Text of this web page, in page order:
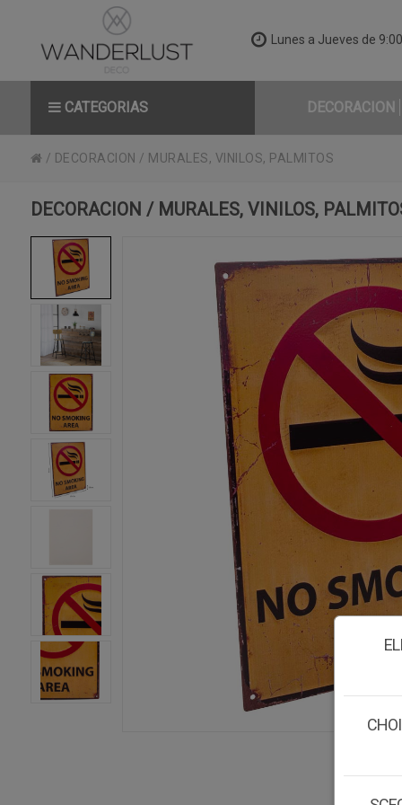
Lunes a Jueves de
CATEGORIAS DECORACION
/ DECORACION / MURALES, VINILOS, PALMITOS
DECORACION / MURALES, VINILOS,